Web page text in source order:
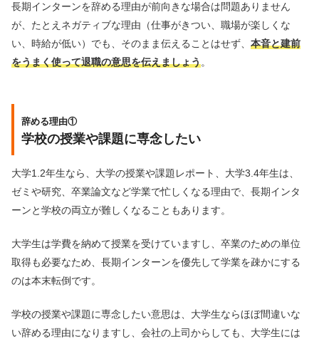
長期インターンを辞める理由が前向きな場合は問題ありません
が、たとえネガティブな理由（仕事がきつい、職場が楽しくな
い、時給が低い）でも、そのまま伝えることはせず、 本音と建前
をうまく使って退職の意思を伝えましょう。
辞める理由①
学校の授業や課題に専念したい
大学1.2年生なら、大学の授業や課題レポート、大学3.4年生は、
ゼミや研究、卒業論文など学業で忙しくなる理由で、長期インタ
ーンと学校の両立が難しくなることもあります。
大学生は学費を納めて授業を受けていますし、卒業のための単位
取得も必要なため、長期インターンを優先して学業を疎かにする
のは本末転倒です。
学校の授業や課題に専念したい意思は、大学生ならほぼ間違いな
い辞める理由になりますし、会社の上司からしても、大学生には